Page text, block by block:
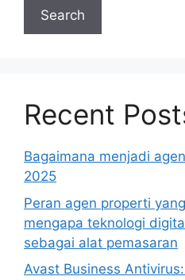
Search
Recent
Bagaimana menjadi
2025
Peran agen properti
mengapa teknologi
sebagai alat pemasaran
Avast Business